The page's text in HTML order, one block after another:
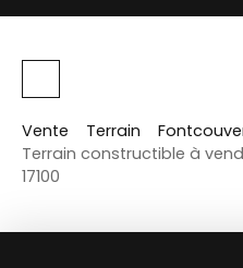
Vente Terrain
Terrain constructible à
17100